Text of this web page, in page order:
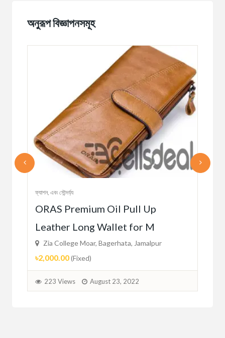
অনুরূপ বিজ্ঞাপনসমূহ
ফ্যাশন, এবং সৌন্দর্য্য
ORAS Premium Oil Pull Up
Leather Long Wallet for M
Zia College Moar, Bagerhata, Jamalpur
৳2,000.00(Fixed)
223 Views August 23, 2022